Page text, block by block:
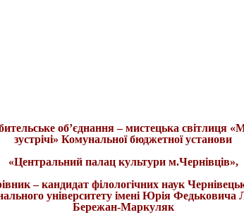
об’єднання – мистецька світлиця
зустрічі»Комунальної бюджетної установи
«Центральний палац культури м.Чернівців»,
– кандидат філологічних наук
університету імені Юрія Федьковича
Бережан-Маркуляк